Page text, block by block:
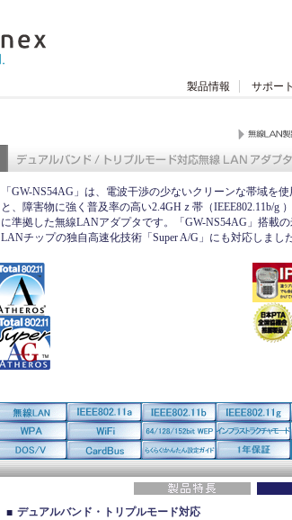
製品情報 サポート
「GW-NS54AG」は、電波干渉の少ないクリーンな帯域を使
と、障害物に強く普及率の高い2.4GHｚ帯（IEEE802.11b/g
に準拠した無線LANアダプタです。「GW-NS54AG」搭載の
LANチップの独自高速化技術「Super A/G」にも対応しました
■ デュアルバンド・トリプルモード対応